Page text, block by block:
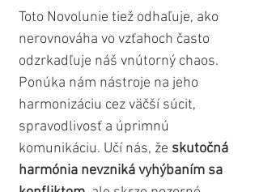
Toto Novolunie tiež odhaľuje, ako
nerovnováha vo vzťahoch často
odzrkadľuje náš vnútorný chaos.
Ponúka nám nástroje na jeho
harmonizáciu cez väčší súcit,
spravodlivosť a úprimnú
komunikáciu. Učí nás, že skutočná
harmónia nevzniká vyhýbaním sa